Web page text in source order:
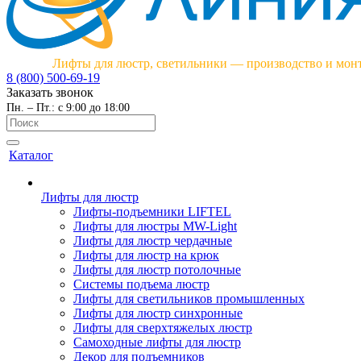
Лифты для люстр, светильники — производство и
8 (800) 500-69-19
Заказать звонок
Пн. – Пт.: с 9:00 до 18:00
Каталог
Лифты для люстр
Лифты-подъемники LIFTEL
Лифты для люстры MW-Light
Лифты для люстр чердачные
Лифты для люстр на крюк
Лифты для люстр потолочные
Системы подъема люстр
Лифты для светильников промышленных
Лифты для люстр синхронные
Лифты для сверхтяжелых люстр
Самоходные лифты для люстр
Декор для подъемников